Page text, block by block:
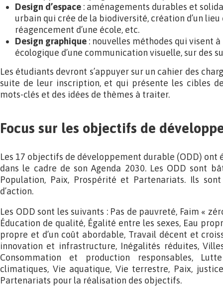
Design d’espace : aménagements durables et
urbain qui crée de la biodiversité, création d’un
réagencement d’une école, etc.
Design graphique : nouvelles méthodes qui visent
écologique d’une communication visuelle, sur des
Les étudiants devront s’appuyer sur un cahier des
suite de leur inscription, et qui présente les cibles
mots-clés et des idées de thèmes à traiter.
Focus sur les objectifs de
Les 17 objectifs de développement durable (ODD) ont
dans le cadre de son Agenda 2030. Les ODD sont
Population, Paix, Prospérité et Partenariats. Ils
d’action.
Les ODD sont les suivants : Pas de pauvreté, Faim «
Éducation de qualité, Égalité entre les sexes, Eau
propre et d’un coût abordable, Travail décent et
innovation et infrastructure, Inégalités réduites,
Consommation et production responsables,
climatiques, Vie aquatique, Vie terrestre, Paix,
Partenariats pour la réalisation des objectifs.